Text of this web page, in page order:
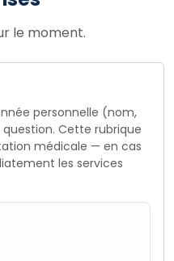
le moment.
personnelle (nom,
Cette rubrique
médicale — en cas
les services